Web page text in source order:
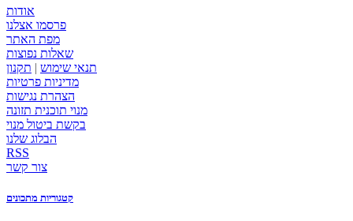
אודות
פרסמו אצלנו
מפת האתר
שאלות נפוצות
תנאי שימוש | תקנון
מדיניות פרטיות
הצהרת נגישות
מנוי תוכנית תזונה
בקשת ביטול מנוי
הבלוג שלנו
RSS
צור קשר
קטגוריות מתכונים